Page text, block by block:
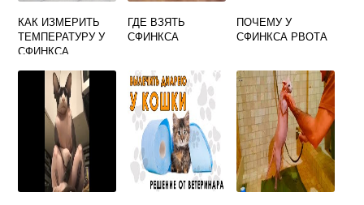
КАК ИЗМЕРИТЬ
ТЕМПЕРАТУРУ У
СФИНКСА
ГДЕ ВЗЯТЬ
СФИНКСА
ПОЧЕМУ У
СФИНКСА РВОТА